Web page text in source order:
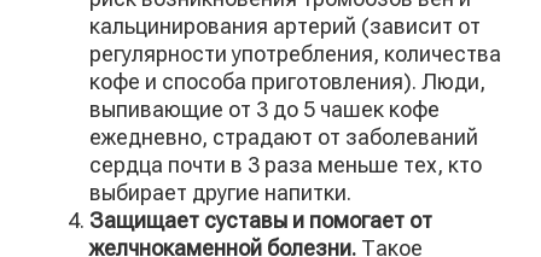
кальцинирования артерий (зависит от
регулярности употребления, количества
кофе и способа приготовления). Люди,
выпивающие от 3 до 5 чашек кофе
ежедневно, страдают от заболеваний
сердца почти в 3 раза меньше тех, кто
выбирает другие напитки.
Защищает суставы и помогает от
желчнокаменной болезни. Такое